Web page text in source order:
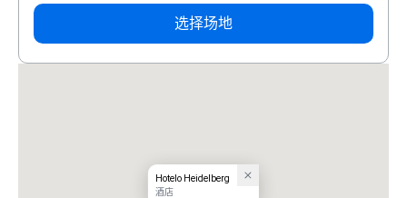
选择场地
Hotelo Heidelberg
酒店